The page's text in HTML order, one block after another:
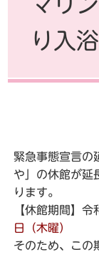
り入
緊急事態宣言の
や」の休館が延
ります。
【休館期間】
日（木曜）
そのため、この